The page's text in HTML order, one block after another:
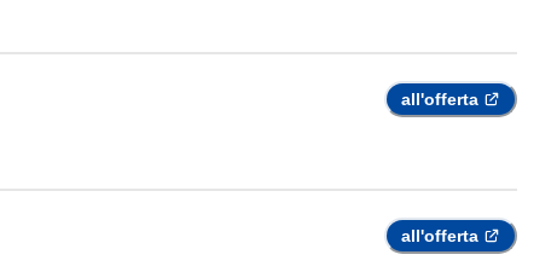
all'offerta
all'offerta